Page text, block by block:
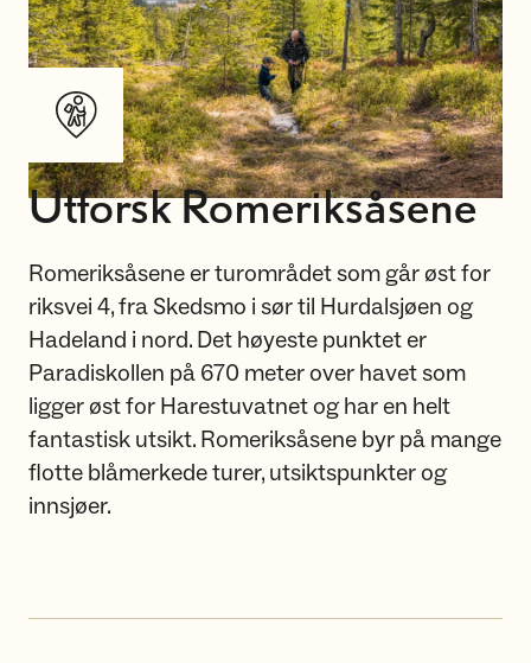
Utforsk Romeriksåsene
Romeriksåsene er turområdet som går øst for
riksvei 4, fra Skedsmo i sør til Hurdalsjøen og
Hadeland i nord. Det høyeste punktet er
Paradiskollen på 670 meter over havet som
ligger øst for Harestuvatnet og har en helt
fantastisk utsikt. Romeriksåsene byr på mange
flotte blåmerkede turer, utsiktspunkter og
innsjøer.